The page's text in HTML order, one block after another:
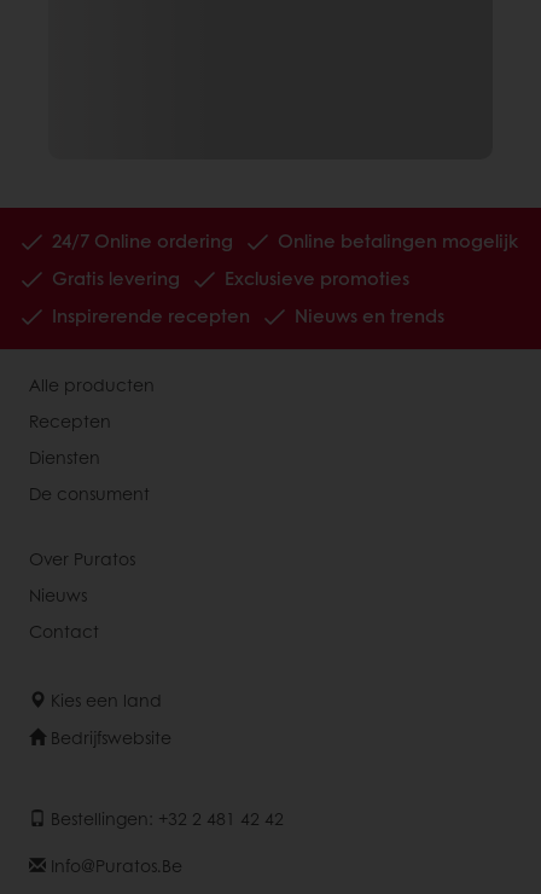
24/7 Online ordering
Online betalingen mogelijk
Gratis levering
Exclusieve promoties
Inspirerende recepten
Nieuws en trends
Alle producten
Recepten
Diensten
De consument
Over Puratos
Nieuws
Contact
Kies een land
Bedrijfswebsite
Bestellingen: +32 2 481 42 42
Info@puratos.be